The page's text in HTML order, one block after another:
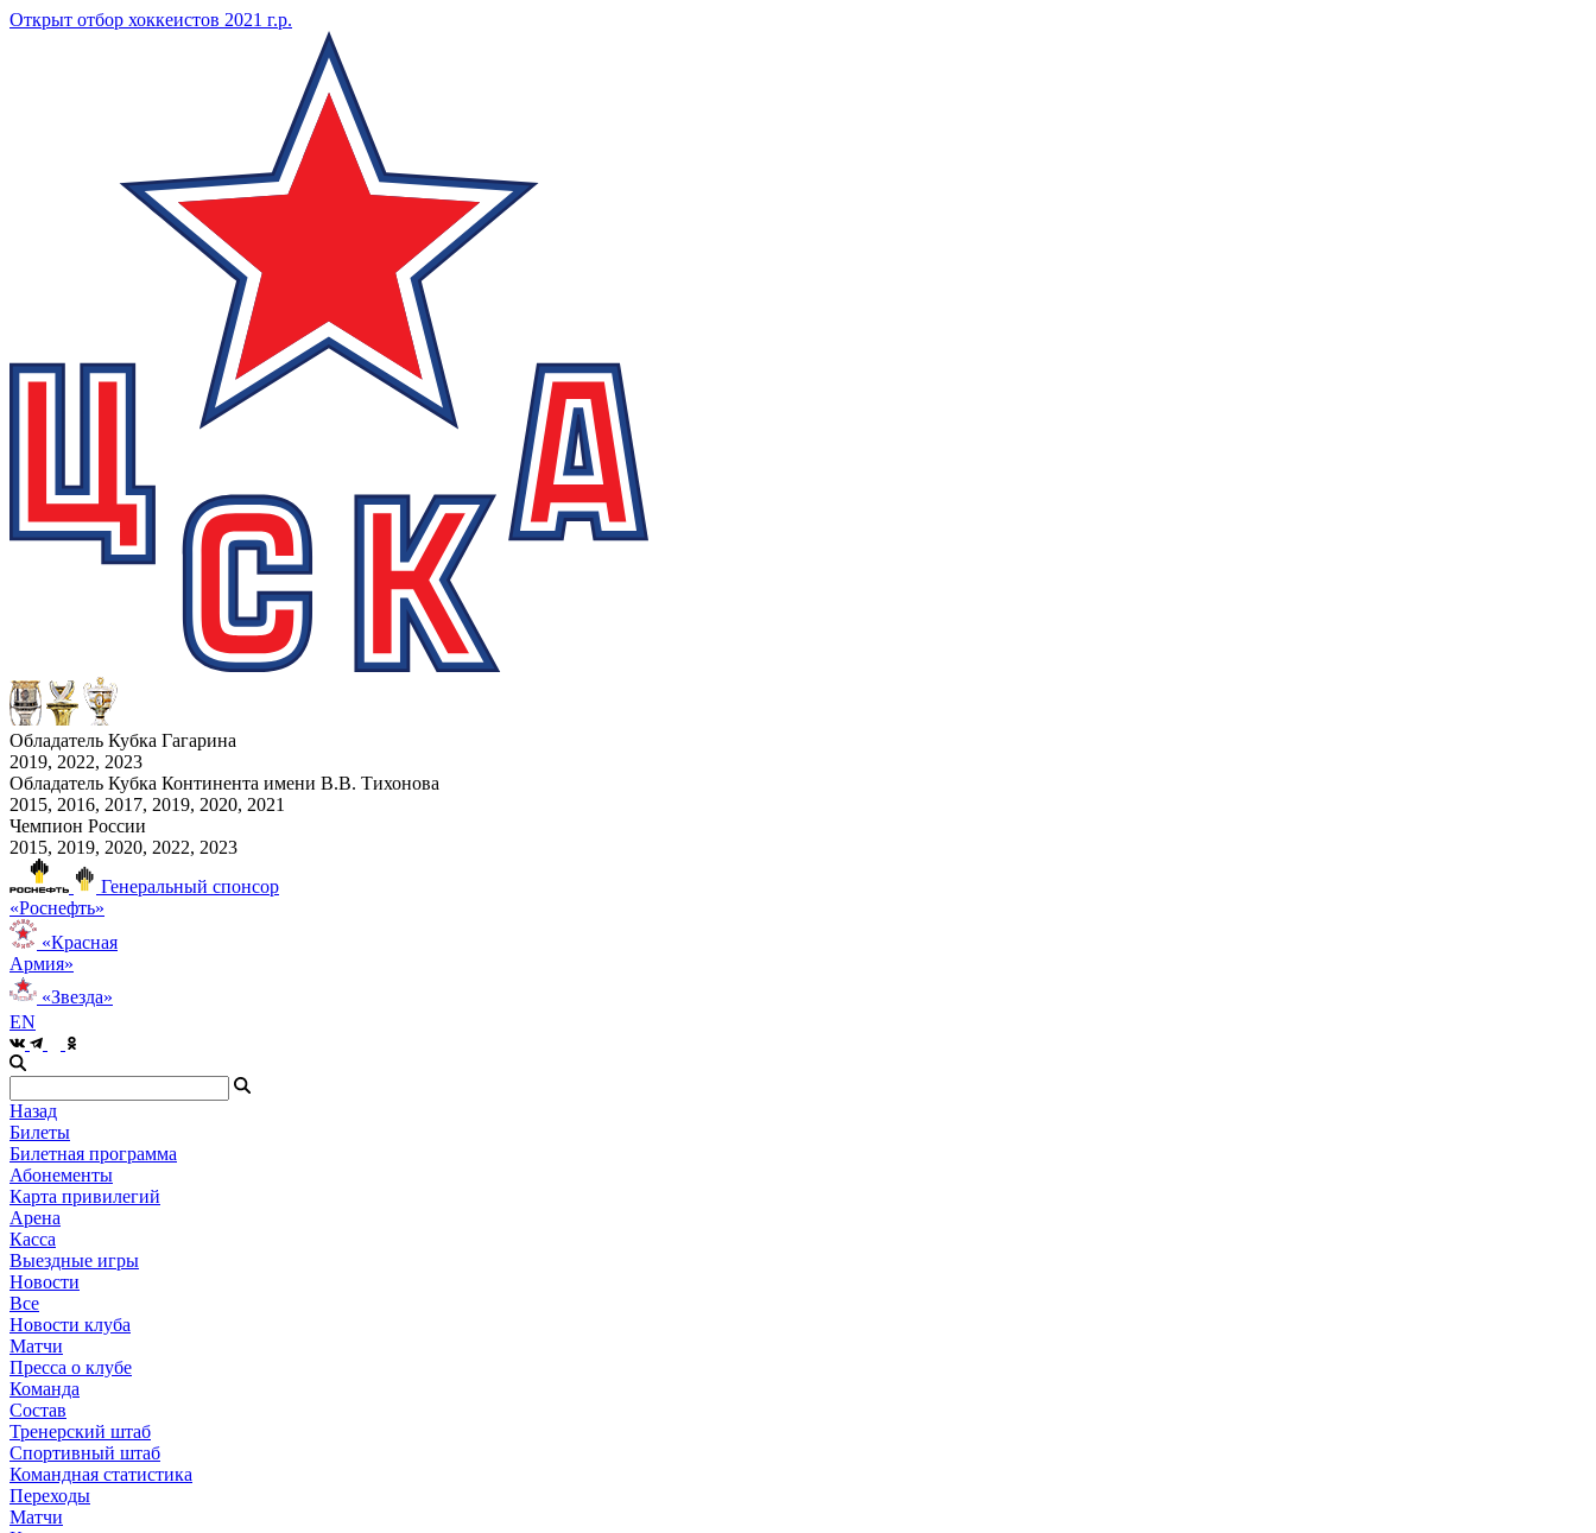
Открыт отбор хоккеистов 2021 г.р.
Обладатель Кубка Гагарина
2019, 2022, 2023
Обладатель Кубка Континента имени В.В. Тихонова
2015, 2016, 2017, 2019, 2020, 2021
Чемпион России
2015, 2019, 2020, 2022, 2023
Генеральный спонсор
«Роснефть»
«Красная
Армия»
«Звезда»
EN
Назад
Билеты
Билетная программа
Абонементы
Карта привилегий
Арена
Касса
Выездные игры
Новости
Все
Новости клуба
Матчи
Пресса о клубе
Команда
Состав
Тренерский штаб
Спортивный штаб
Командная статистика
Переходы
Матчи